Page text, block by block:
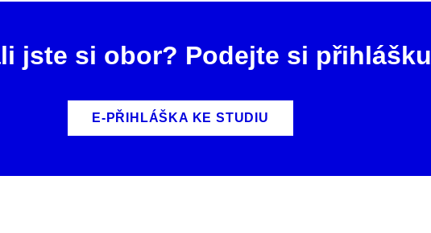
jste si obor? Podejte si přihlášku
E-PŘIHLÁŠKA KE STUDIU